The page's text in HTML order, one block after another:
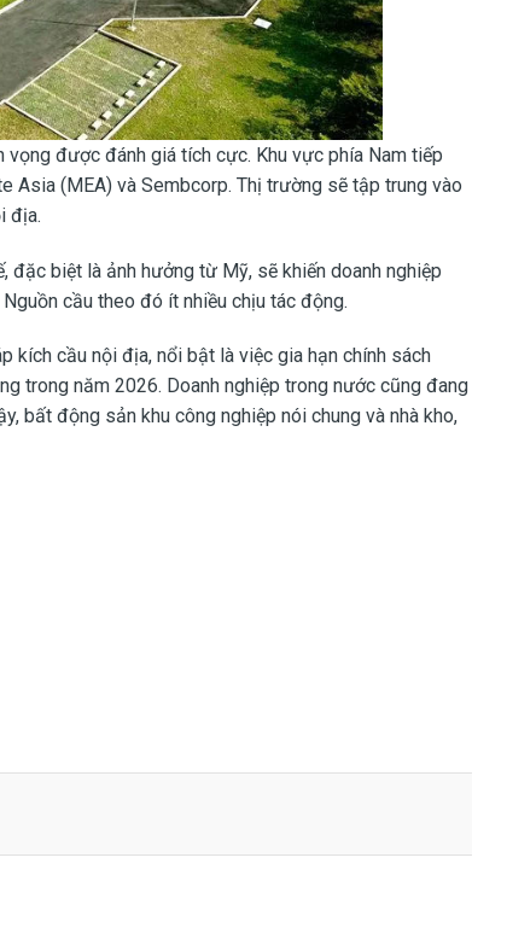
được đánh giá tích cực. Khu vực phía Nam tiếp
(MEA) và Sembcorp. Thị trường sẽ tập trung vào
địa.
đặc biệt là ảnh hưởng từ Mỹ, sẽ khiến doanh nghiệp
cầu theo đó ít nhiều chịu tác động.
kích cầu nội địa, nổi bật là việc gia hạn chính sách
trong năm 2026. Doanh nghiệp trong nước cũng đang
bất động sản khu công nghiệp nói chung và nhà kho,